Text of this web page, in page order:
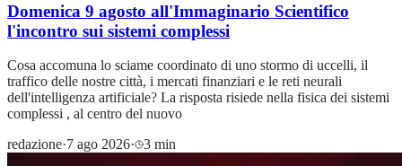
Domenica 9 agosto all'Immaginario Scientifico
l'incontro sui sistemi complessi
Cosa accomuna lo sciame coordinato di uno stormo di uccelli, il
traffico delle nostre città, i mercati finanziari e le reti neurali
dell'intelligenza artificiale? La risposta risiede nella fisica dei sistemi
complessi , al centro del nuovo
redazione·7 ago 2026· 3 min